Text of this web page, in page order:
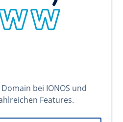
bei IONOS und
Features.